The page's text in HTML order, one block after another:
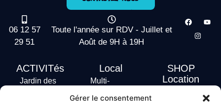
Gérer le consentement
06 12 57
29 51
Toute l'année sur RDV - Juillet et
Août de 9H à 19H
ACTIVITés
Jardin des
Local
Multi-
SHOP
Location